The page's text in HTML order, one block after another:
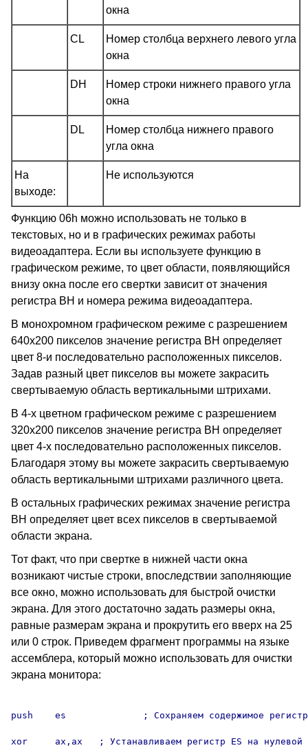
окна
CL
Номер столбца верхнего левого угла
окна
DH
Номер строки нижнего правого угла
окна
DL
Номер столбца нижнего правого
угла окна
На
выходе:
Не используются
Функцию 06h можно использовать не только в
текстовых, но и в графических режимах работы
видеоадаптера. Если вы используете функцию в
графическом режиме, то цвет области, появляющийся
внизу окна после его свертки зависит от значения
регистра BH и номера режима видеоадаптера.
В монохромном графическом режиме с разрешением
640х200 пикселов значение регистра BH определяет
цвет 8-и последовательно расположенных пикселов.
Задав разный цвет пикселов вы можете закрасить
свертываемую область вертикальными штрихами.
В 4-х цветном графическом режиме с разрешением
320х200 пикселов значение регистра BH определяет
цвет 4-х последовательно расположенных пикселов.
Благодаря этому вы можете закрасить свертываемую
область вертикальными штрихами различного цвета.
В остальных графических режимах значение регистра
BH определяет цвет всех пикселов в свертываемой
области экрана.
Тот факт, что при свертке в нижней части окна
возникают чистые строки, впоследствии заполняющие
все окно, можно использовать для быстрой очистки
экрана. Для этого достаточно задать размеры окна,
равные размерам экрана и прокрутить его вверх на 25
или 0 строк. Приведем фрагмент программы на языке
ассемблера, который можно использовать для очистки
экрана монитора:
push	es		; Сохраняем содержимое регистра ES
xor	ax,ax	; Устанавливаем регистр ES на нулевой